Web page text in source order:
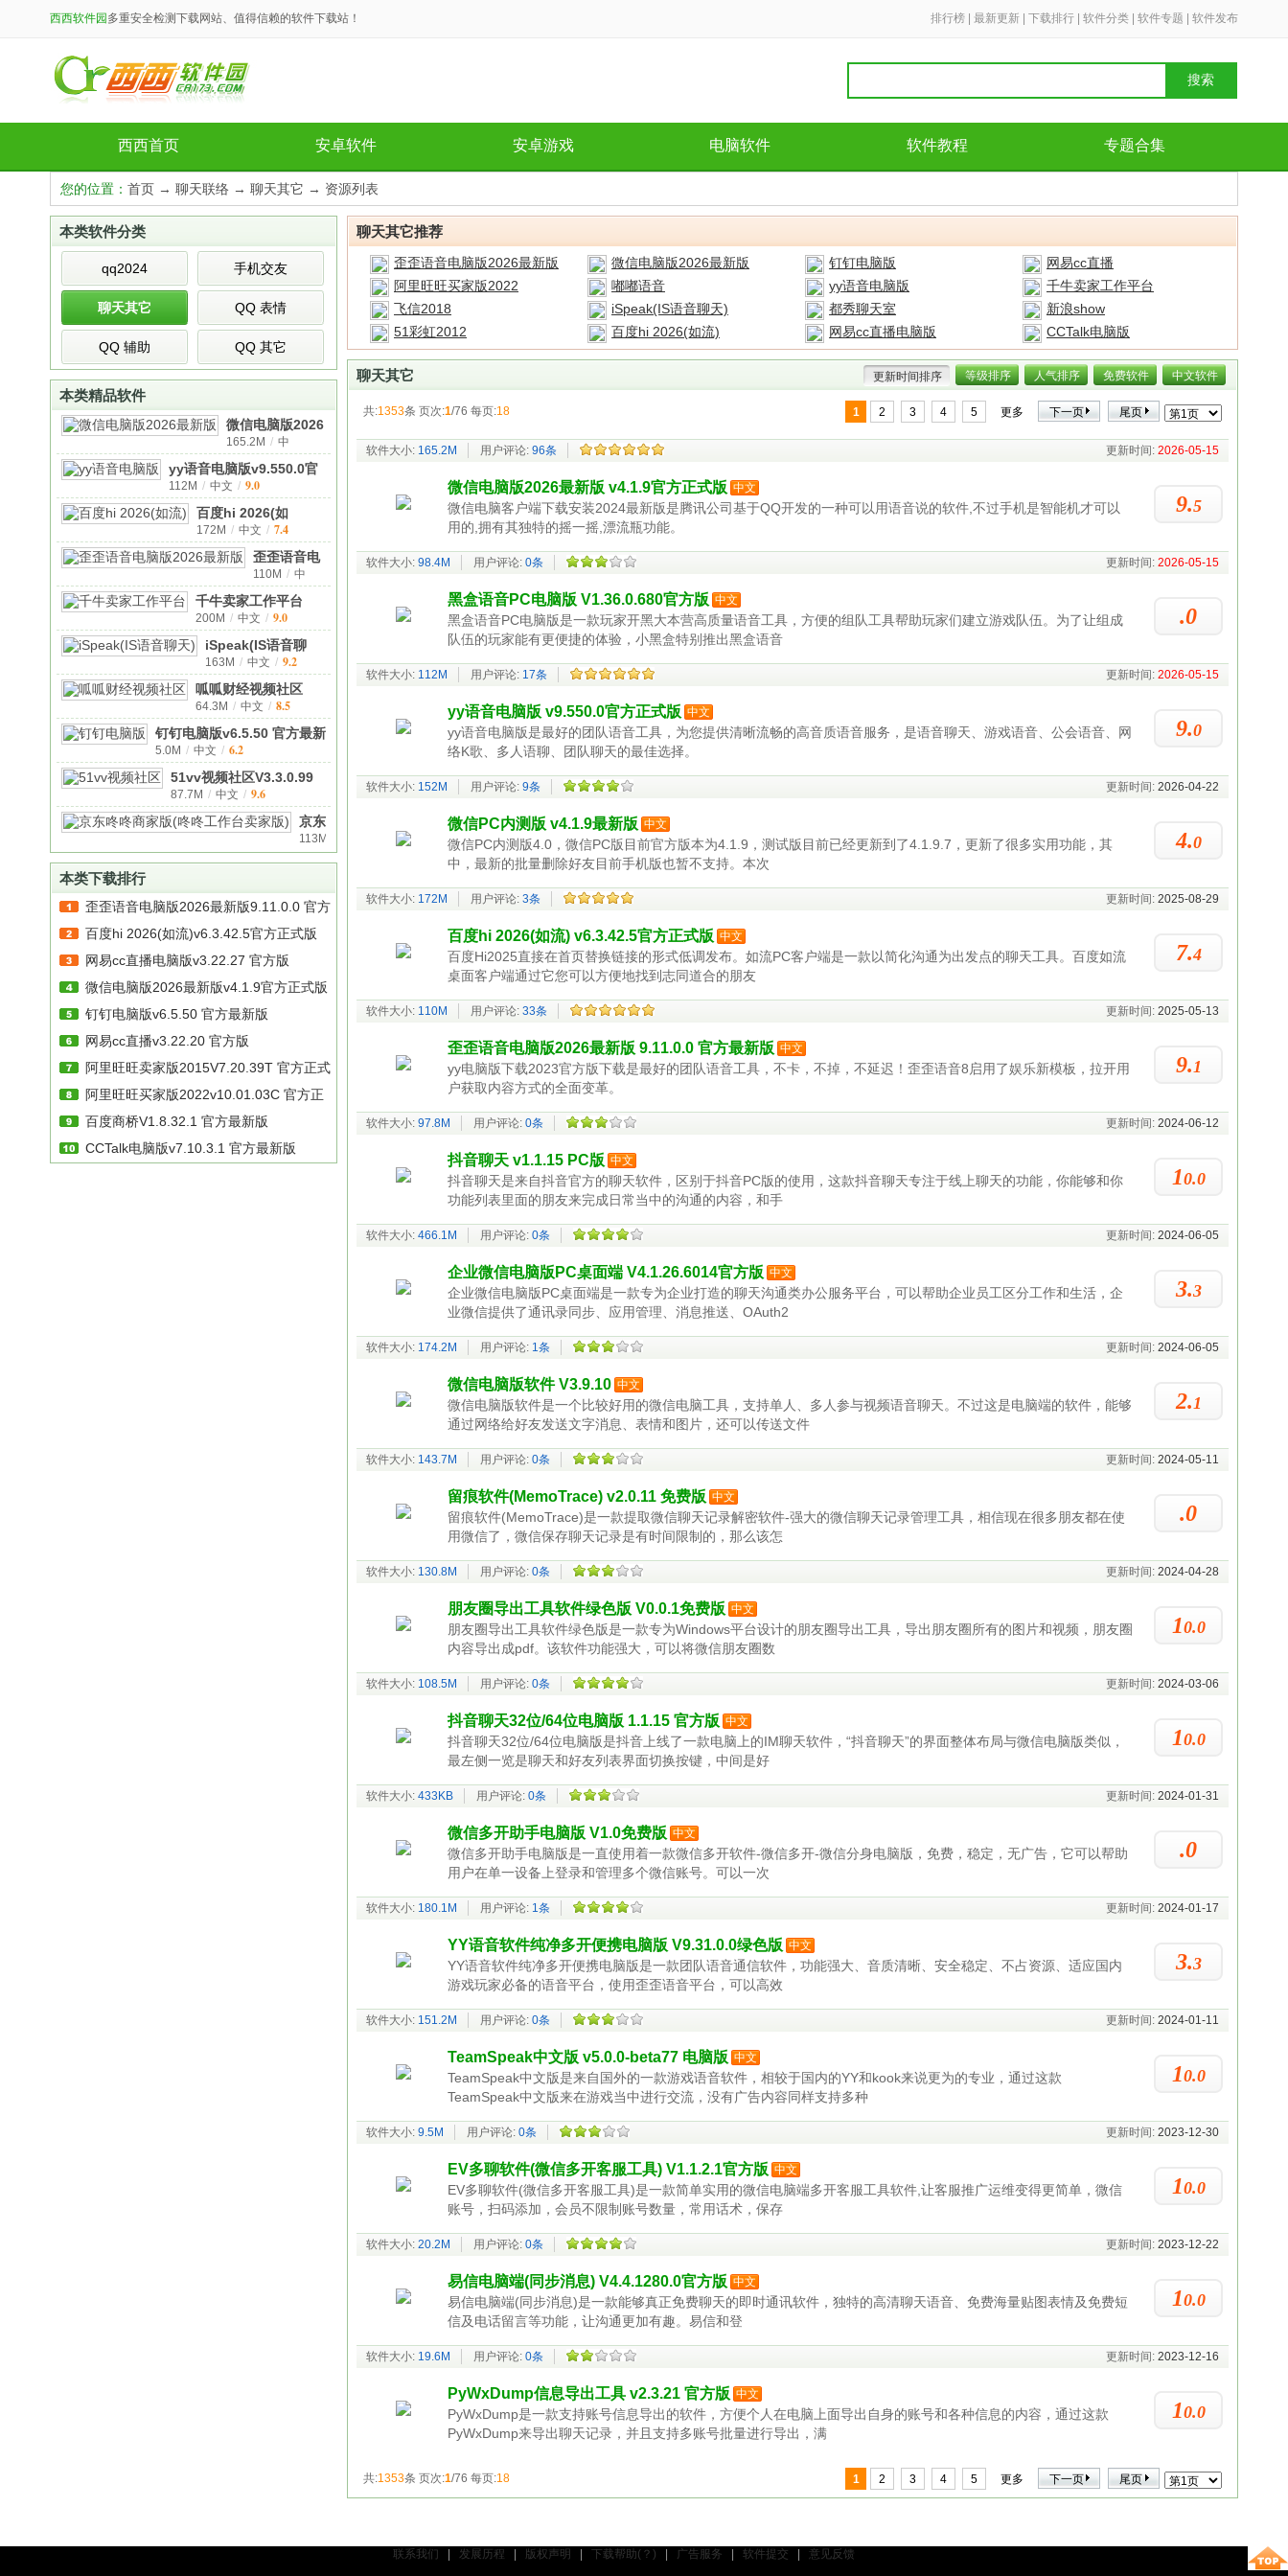
西西软件园 多重安全检测下载网站、值得信赖的软件下载站！ 排行榜 最新更新 下载排行 软件分类 软件专题 软件发布
搜索
西西首页 安卓软件 安卓游戏 电脑软件 软件教程 专题合集
您的位置： 首页 → 聊天联络 → 聊天其它 → 资源列表
本类软件分类
qq2024 手机交友
聊天其它 QQ 表情
QQ 辅助 QQ 其它
本类精品软件
微信电脑版2026
最新版v4.1.
165.2M / 中
文 / 9.5
yy语音电脑版v9.550.0官
方正
112M / 中文 / 9.0
百度hi 2026(如
流)v6.3.42.
172M / 中文 / 7.4
歪歪语音电
脑版2026最
新版9
110M / 中
文 / 9.1
千牛卖家工作平台
v9.12.01N
200M / 中文 / 9.0
iSpeak(IS语音聊
天)v8.2.23
163M / 中文 / 9.2
呱呱财经视频社区
v8.1.9095
64.3M / 中文 / 8.5
钉钉电脑版v6.5.50 官方最新
5.0M / 中文 / 6.2
51vv视频社区V3.3.0.99
官方
87.7M / 中文 / 9.6
京东
咚咚
商家
(咚
作台
113M
中
9.2
本类下载排行
歪歪语音电脑版2026最新版9.11.0.0 官方
最新版
百度hi 2026(如流)v6.3.42.5官方正式版
网易cc直播电脑版v3.22.27 官方版
微信电脑版2026最新版v4.1.9官方正式版
钉钉电脑版v6.5.50 官方最新版
网易cc直播v3.22.20 官方版
阿里旺旺卖家版2015V7.20.39T 官方正式
版
阿里旺旺买家版2022v10.01.03C 官方正
式版
百度商桥V1.8.32.1 官方最新版
CCTalk电脑版v7.10.3.1 官方最新版
聊天其它推荐
歪歪语音电脑版2026最新版
微信电脑版2026最新版 钉钉电脑版
网易cc直播
阿里旺旺买家版2022
嘟嘟语音 yy语音电脑版
千牛卖家工作平台
飞信2018
iSpeak(IS语音聊天) 都秀聊天室
新浪show
51彩虹2012
百度hi 2026(如流) 网易cc直播电脑版 CCTalk电脑版
更新时间排序 等级排序 人气排序 免费软件 中文软件
聊天其它
共:1353条 页次:1/76 每页:18 1 2 3 4 5 更多 下一页 尾页
软件大小: 165.2M 用户评论: 96条 更新时间: 2026-05-15
9.5
微信电脑版2026最新版 v4.1.9官方正式版 中文
微信电脑客户端下载安装2024最新版是腾讯公司基于QQ开发的一种可以用语音说的软件,不过手机是智能机才可以
用的,拥有其独特的摇一摇,漂流瓶功能。
软件大小: 98.4M 用户评论: 0条 更新时间: 2026-05-15
.0
黑盒语音PC电脑版 V1.36.0.680官方版 中文
黑盒语音PC电脑版是一款玩家开黑大本营高质量语音工具，方便的组队工具帮助玩家们建立游戏队伍。为了让组成
队伍的玩家能有更便捷的体验，小黑盒特别推出黑盒语音
软件大小: 112M 用户评论: 17条 更新时间: 2026-05-15
9.0
yy语音电脑版 v9.550.0官方正式版 中文
yy语音电脑版是最好的团队语音工具，为您提供清晰流畅的高音质语音服务，是语音聊天、游戏语音、公会语音、网
络K歌、多人语聊、团队聊天的最佳选择。
软件大小: 152M 用户评论: 9条 更新时间: 2026-04-22
4.0
微信PC内测版 v4.1.9最新版 中文
微信PC内测版4.0，微信PC版目前官方版本为4.1.9，测试版目前已经更新到了4.1.9.7，更新了很多实用功能，其
中，最新的批量删除好友目前手机版也暂不支持。本次
软件大小: 172M 用户评论: 3条 更新时间: 2025-08-29
7.4
百度hi 2026(如流) v6.3.42.5官方正式版 中文
百度Hi2025直接在首页替换链接的形式低调发布。如流PC客户端是一款以简化沟通为出发点的聊天工具。百度如流
桌面客户端通过它您可以方便地找到志同道合的朋友
软件大小: 110M 用户评论: 33条 更新时间: 2025-05-13
9.1
歪歪语音电脑版2026最新版 9.11.0.0 官方最新版 中文
yy电脑版下载2023官方版下载是最好的团队语音工具，不卡，不掉，不延迟！歪歪语音8启用了娱乐新模板，拉开用
户获取内容方式的全面变革。
软件大小: 97.8M 用户评论: 0条 更新时间: 2024-06-12
10.0
抖音聊天 v1.1.15 PC版 中文
抖音聊天是来自抖音官方的聊天软件，区别于抖音PC版的使用，这款抖音聊天专注于线上聊天的功能，你能够和你
功能列表里面的朋友来完成日常当中的沟通的内容，和手
软件大小: 466.1M 用户评论: 0条 更新时间: 2024-06-05
3.3
企业微信电脑版PC桌面端 V4.1.26.6014官方版 中文
企业微信电脑版PC桌面端是一款专为企业打造的聊天沟通类办公服务平台，可以帮助企业员工区分工作和生活，企
业微信提供了通讯录同步、应用管理、消息推送、OAuth2
软件大小: 174.2M 用户评论: 1条 更新时间: 2024-06-05
2.1
微信电脑版软件 V3.9.10 中文
微信电脑版软件是一个比较好用的微信电脑工具，支持单人、多人参与视频语音聊天。不过这是电脑端的软件，能够
通过网络给好友发送文字消息、表情和图片，还可以传送文件
软件大小: 143.7M 用户评论: 0条 更新时间: 2024-05-11
.0
留痕软件(MemoTrace) v2.0.11 免费版 中文
留痕软件(MemoTrace)是一款提取微信聊天记录解密软件-强大的微信聊天记录管理工具，相信现在很多朋友都在使
用微信了，微信保存聊天记录是有时间限制的，那么该怎
软件大小: 130.8M 用户评论: 0条 更新时间: 2024-04-28
10.0
朋友圈导出工具软件绿色版 V0.0.1免费版 中文
朋友圈导出工具软件绿色版是一款专为Windows平台设计的朋友圈导出工具，导出朋友圈所有的图片和视频，朋友圈
内容导出成pdf。该软件功能强大，可以将微信朋友圈数
软件大小: 108.5M 用户评论: 0条 更新时间: 2024-03-06
10.0
抖音聊天32位/64位电脑版 1.1.15 官方版 中文
抖音聊天32位/64位电脑版是抖音上线了一款电脑上的IM聊天软件，“抖音聊天”的界面整体布局与微信电脑版类似，
最左侧一览是聊天和好友列表界面切换按键，中间是好
软件大小: 433KB 用户评论: 0条 更新时间: 2024-01-31
.0
微信多开助手电脑版 V1.0免费版 中文
微信多开助手电脑版是一直使用着一款微信多开软件-微信多开-微信分身电脑版，免费，稳定，无广告，它可以帮助
用户在单一设备上登录和管理多个微信账号。可以一次
软件大小: 180.1M 用户评论: 1条 更新时间: 2024-01-17
3.3
YY语音软件纯净多开便携电脑版 V9.31.0.0绿色版 中文
YY语音软件纯净多开便携电脑版是一款团队语音通信软件，功能强大、音质清晰、安全稳定、不占资源、适应国内
游戏玩家必备的语音平台，使用歪歪语音平台，可以高效
软件大小: 151.2M 用户评论: 0条 更新时间: 2024-01-11
10.0
TeamSpeak中文版 v5.0.0-beta77 电脑版 中文
TeamSpeak中文版是来自国外的一款游戏语音软件，相较于国内的YY和kook来说更为的专业，通过这款
TeamSpeak中文版来在游戏当中进行交流，没有广告内容同样支持多种
软件大小: 9.5M 用户评论: 0条 更新时间: 2023-12-30
10.0
EV多聊软件(微信多开客服工具) V1.1.2.1官方版 中文
EV多聊软件(微信多开客服工具)是一款简单实用的微信电脑端多开客服工具软件,让客服推广运维变得更简单，微信
账号，扫码添加，会员不限制账号数量，常用话术，保存
软件大小: 20.2M 用户评论: 0条 更新时间: 2023-12-22
10.0
易信电脑端(同步消息) V4.4.1280.0官方版 中文
易信电脑端(同步消息)是一款能够真正免费聊天的即时通讯软件，独特的高清聊天语音、免费海量贴图表情及免费短
信及电话留言等功能，让沟通更加有趣。易信和登
软件大小: 19.6M 用户评论: 0条 更新时间: 2023-12-16
10.0
PyWxDump信息导出工具 v2.3.21 官方版 中文
PyWxDump是一款支持账号信息导出的软件，方便个人在电脑上面导出自身的账号和各种信息的内容，通过这款
PyWxDump来导出聊天记录，并且支持多账号批量进行导出，满
共:1353条 页次:1/76 每页:18 1 2 3 4 5 更多 下一页 尾页
联系我们 发展历程 版权声明 下载帮助(？) 广告服务 软件提交 意见反馈